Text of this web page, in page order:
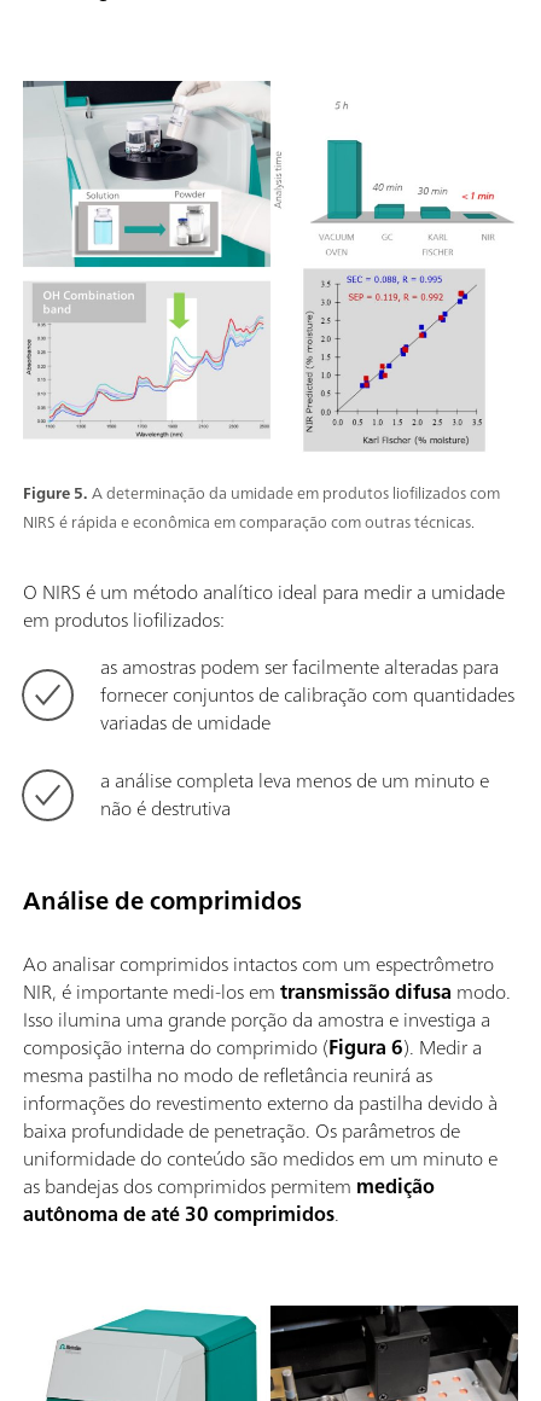
Figure 5.A determinação da umidade em produtos liofilizados com
NIRS é rápida e econômica em comparação com outras técnicas.
O NIRS é um método analítico ideal para medir a umidade
em produtos liofilizados:
as amostras podem ser facilmente alteradas para
fornecer conjuntos de calibração com quantidades
variadas de umidade
a análise completa leva menos de um minuto e
não é destrutiva
Análise de comprimidos
Ao analisar comprimidos intactos com um espectrômetro
NIR, é importante medi-los emtransmissão difusa modo.
Isso ilumina uma grande porção da amostra e investiga a
composição interna do comprimido (Figura 6). Medir a
mesma pastilha no modo de refletância reunirá as
informações do revestimento externo da pastilha devido à
baixa profundidade de penetração. Os parâmetros de
uniformidade do conteúdo são medidos em um minuto e
as bandejas dos comprimidos permitem medição
autônoma de até 30 comprimidos.